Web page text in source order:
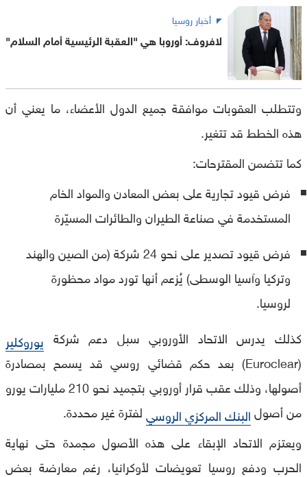
أخبار روسيا
لافروف: أوروبا هي "العقبة الرئيسية أمام السلام"
وتتطلب العقوبات موافقة جميع الدول الأعضاء، ما يعني أن
هذه الخطط قد تتغير.
كما تتضمن المقترحات:
فرض قيود تجارية على بعض المعادن والمواد الخام
المستخدمة في صناعة الطيران والطائرات المسيّرة
فرض قيود تصدير على نحو 24 شركة (من الصين والهند
وتركيا وآسيا الوسطى) يُزعم أنها تورد مواد محظورة
لروسيا.
كذلك يدرس الاتحاد الأوروبي سبل دعم شركة يوروكلير
(Euroclear) بعد حكم قضائي روسي قد يسمح بمصادرة
أصولها، وذلك عقب قرار أوروبي بتجميد نحو 210 مليارات يورو
من أصولالبنك المركزي الروسيلفترة غير محددة.
ويعتزم الاتحاد الإبقاء على هذه الأصول مجمدة حتى نهاية
الحرب ودفع روسيا تعويضات لأوكرانيا، رغم معارضة بعض